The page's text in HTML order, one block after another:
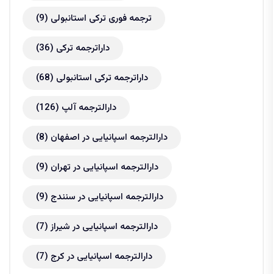
ترجمه فوری ترکی استانبولی (9)
داراترجمه ترکی (36)
داراترجمه ترکی استانبولی (68)
دارالترجمه آلپ (126)
دارالترجمه اسپانیایی در اصفهان (8)
دارالترجمه اسپانیایی در تهران (9)
دارالترجمه اسپانیایی در سنندج (9)
دارالترجمه اسپانیایی در شیراز(7)
دارالترجمه اسپانیایی در کرج (7)